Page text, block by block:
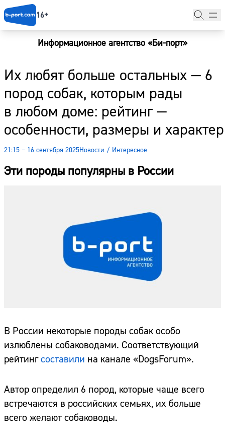
16+
Информационное агентство «Би-порт»
Их любят больше остальных — 6
пород собак, которым рады
в любом доме: рейтинг —
особенности, размеры и характер
21:15 – 16 сентября 2025Новости / Интересное
Эти породы популярны в России
В России некоторые породы собак особо
излюблены собаководами. Соответствующий
рейтингсоставили на канале «DogsForum».
Автор определил 6 пород, которые чаще всего
встречаются в российских семьях, их больше
всего желают собаководы.
Новости
Наши гости
Фоторепортажи
Погода
Курсы валют